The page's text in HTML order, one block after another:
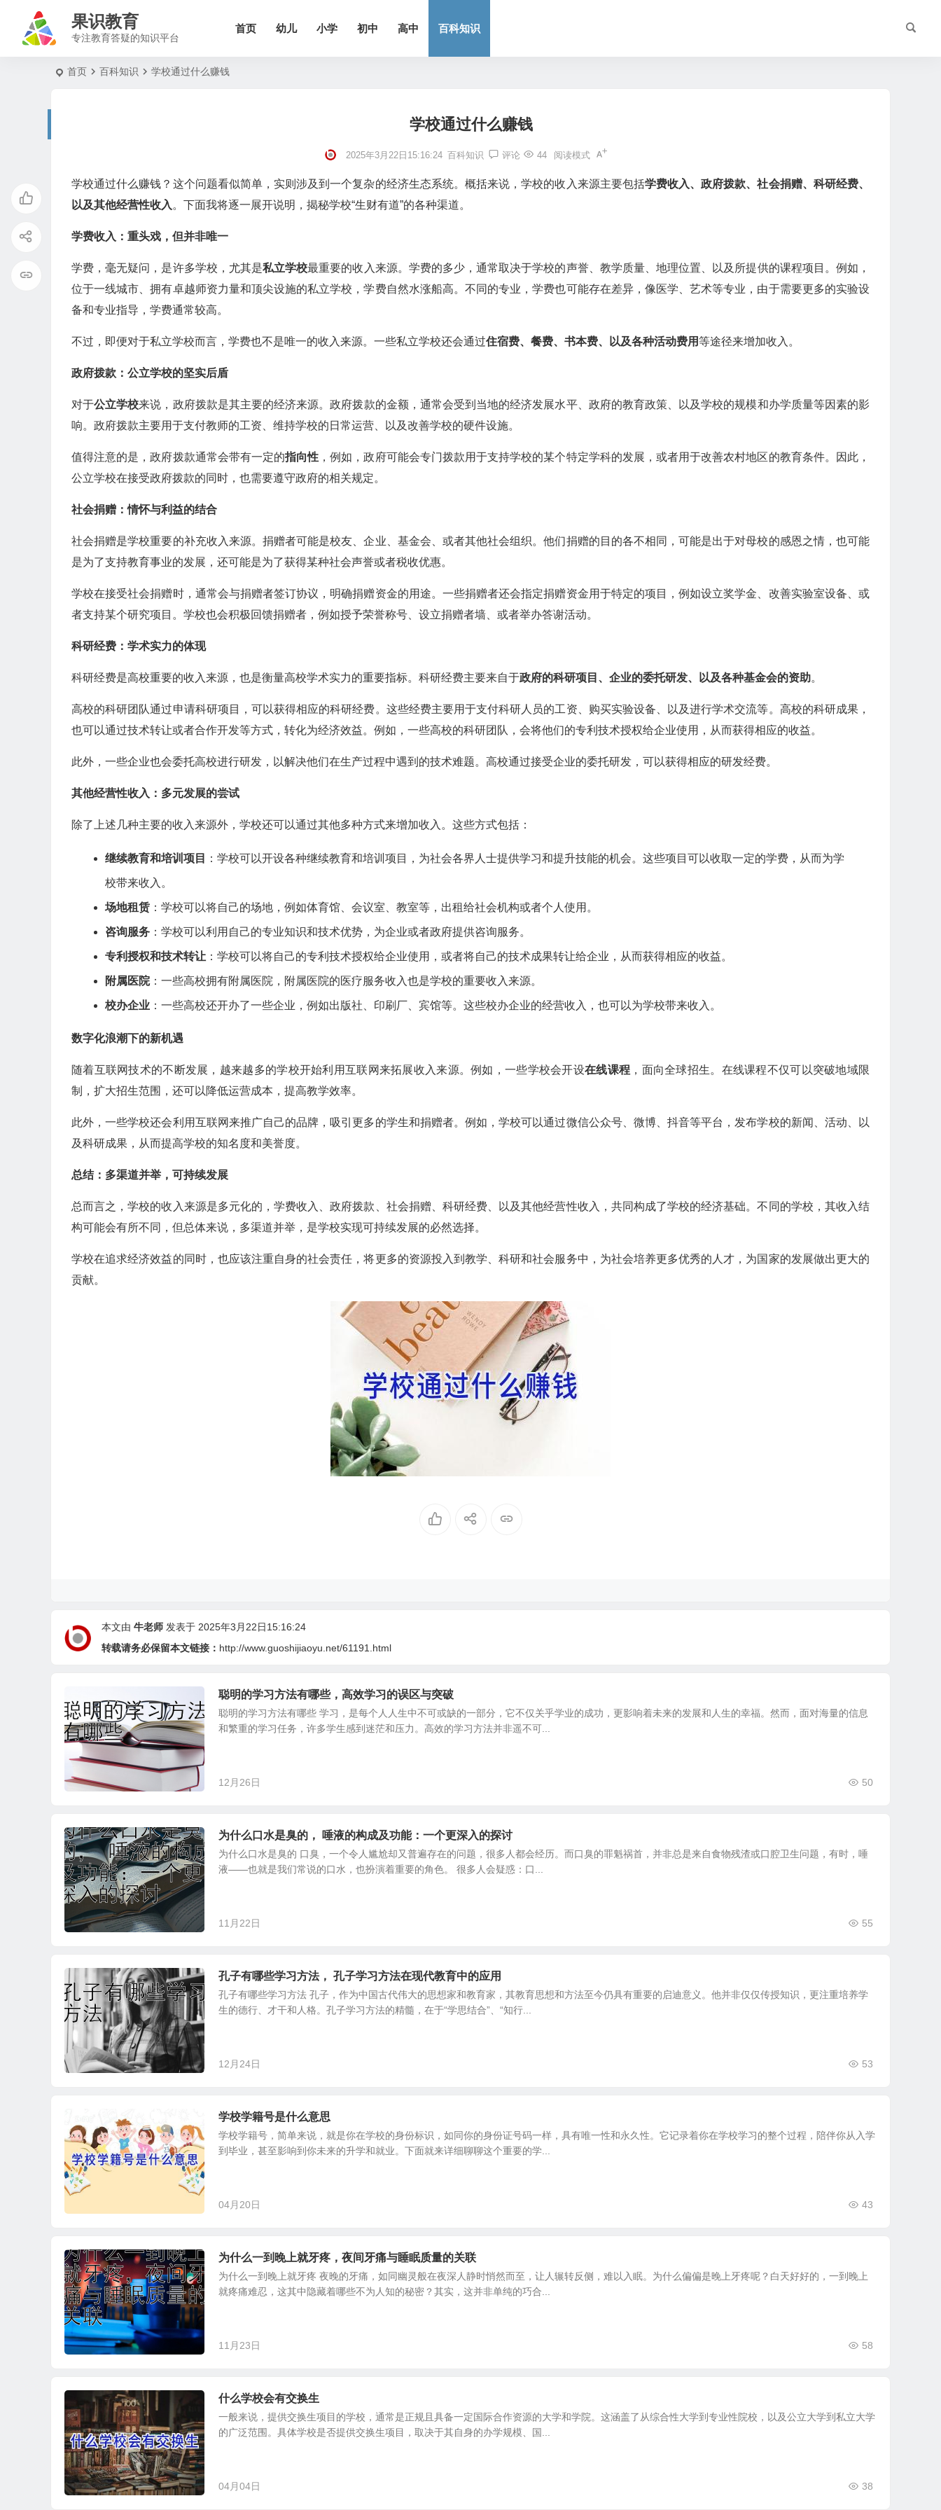
果识教育
专注教育答疑的知识平台
首页 幼儿 小学 初中 高中 百科知识
首页 百科知识 学校通过什么赚钱
学校通过什么赚钱
2025年3月22日15:16:24 百科知识 评论 44 阅读模式
学校通过什么赚钱？这个问题看似简单，实则涉及到一个复杂的经济生态系统。概括来说，学校的收入来源主要包括学费收入、政府拨款、社会捐赠、科研经费、
以及其他经营性收入 。下面我将逐一展开说明，揭秘学校“生财有道”的各种渠道。
学费收入：重头戏，但并非唯一
学费，毫无疑问，是许多学校，尤其是私立学校最重要的收入来源。学费的多少，通常取决于学校的声誉、教学质量、地理位置、以及所提供的课程项目。例如，
位于一线城市、拥有卓越师资力量和顶尖设施的私立学校，学费自然水涨船高。不同的专业，学费也可能存在差异，像医学、艺术等专业，由于需要更多的实验设
备和专业指导，学费通常较高。
不过，即便对于私立学校而言，学费也不是唯一的收入来源。一些私立学校还会通过住宿费、餐费、书本费、以及各种活动费用等途径来增加收入。
政府拨款：公立学校的坚实后盾
对于公立学校来说，政府拨款是其主要的经济来源。政府拨款的金额，通常会受到当地的经济发展水平、政府的教育政策、以及学校的规模和办学质量等因素的影
响。政府拨款主要用于支付教师的工资、维持学校的日常运营、以及改善学校的硬件设施。
值得注意的是，政府拨款通常会带有一定的指向性 ，例如，政府可能会专门拨款用于支持学校的某个特定学科的发展，或者用于改善农村地区的教育条件。因此，
公立学校在接受政府拨款的同时，也需要遵守政府的相关规定。
社会捐赠：情怀与利益的结合
社会捐赠是学校重要的补充收入来源。捐赠者可能是校友、企业、基金会、或者其他社会组织。他们捐赠的目的各不相同，可能是出于对母校的感恩之情，也可能
是为了支持教育事业的发展，还可能是为了获得某种社会声誉或者税收优惠。
学校在接受社会捐赠时，通常会与捐赠者签订协议，明确捐赠资金的用途。一些捐赠者还会指定捐赠资金用于特定的项目，例如设立奖学金、改善实验室设备、或
者支持某个研究项目。学校也会积极回馈捐赠者，例如授予荣誉称号、设立捐赠者墙、或者举办答谢活动。
科研经费：学术实力的体现
科研经费是高校重要的收入来源，也是衡量高校学术实力的重要指标。科研经费主要来自于政府的科研项目、企业的委托研发、以及各种基金会的资助。
高校的科研团队通过申请科研项目，可以获得相应的科研经费。这些经费主要用于支付科研人员的工资、购买实验设备、以及进行学术交流等。高校的科研成果，
也可以通过技术转让或者合作开发等方式，转化为经济效益。例如，一些高校的科研团队，会将他们的专利技术授权给企业使用，从而获得相应的收益。
此外，一些企业也会委托高校进行研发，以解决他们在生产过程中遇到的技术难题。高校通过接受企业的委托研发，可以获得相应的研发经费。
其他经营性收入：多元发展的尝试
除了上述几种主要的收入来源外，学校还可以通过其他多种方式来增加收入。这些方式包括：
继续教育和培训项目 ：学校可以开设各种继续教育和培训项目，为社会各界人士提供学习和提升技能的机会。这些项目可以收取一定的学费，从而为学
校带来收入。
场地租赁 ：学校可以将自己的场地，例如体育馆、会议室、教室等，出租给社会机构或者个人使用。
咨询服务 ：学校可以利用自己的专业知识和技术优势，为企业或者政府提供咨询服务。
专利授权和技术转让 ：学校可以将自己的专利技术授权给企业使用，或者将自己的技术成果转让给企业，从而获得相应的收益。
附属医院：一些高校拥有附属医院，附属医院的医疗服务收入也是学校的重要收入来源。
校办企业 ：一些高校还开办了一些企业，例如出版社、印刷厂、宾馆等。这些校办企业的经营收入，也可以为学校带来收入。
数字化浪潮下的新机遇
随着互联网技术的不断发展，越来越多的学校开始利用互联网来拓展收入来源。例如，一些学校会开设在线课程 ，面向全球招生。在线课程不仅可以突破地域限
制，扩大招生范围，还可以降低运营成本，提高教学效率。
此外，一些学校还会利用互联网来推广自己的品牌，吸引更多的学生和捐赠者。例如，学校可以通过微信公众号、微博、抖音等平台，发布学校的新闻、活动、以
及科研成果，从而提高学校的知名度和美誉度。
总结：多渠道并举，可持续发展
总而言之，学校的收入来源是多元化的，学费收入、政府拨款、社会捐赠、科研经费、以及其他经营性收入，共同构成了学校的经济基础。不同的学校，其收入结
构可能会有所不同，但总体来说，多渠道并举，是学校实现可持续发展的必然选择。
学校在追求经济效益的同时，也应该注重自身的社会责任，将更多的资源投入到教学、科研和社会服务中，为社会培养更多优秀的人才，为国家的发展做出更大的
贡献。
本文由 牛老师 发表于 2025年3月22日15:16:24
转载请务必保留本文链接： http://www.guoshijiaoyu.net/61191.html
聪明的学习方法有哪些，高效学习的误区与突破
聪明的学习方法有哪些 学习，是每个人人生中不可或缺的一部分，它不仅关乎学业的成功，更影响着未来的发展和人生的幸福。然而，面对海量的信息
和繁重的学习任务，许多学生感到迷茫和压力。高效的学习方法并非遥不可...
12月26日 50
为什么口水是臭的， 唾液的构成及功能：一个更深入的探讨
为什么口水是臭的 口臭，一个令人尴尬却又普遍存在的问题，很多人都会经历。而口臭的罪魁祸首，并非总是来自食物残渣或口腔卫生问题，有时，唾
液——也就是我们常说的口水，也扮演着重要的角色。 很多人会疑惑：口...
11月22日 55
孔子有哪些学习方法， 孔子学习方法在现代教育中的应用
孔子有哪些学习方法 孔子，作为中国古代伟大的思想家和教育家，其教育思想和方法至今仍具有重要的启迪意义。他并非仅仅传授知识，更注重培养学
生的德行、才干和人格。孔子学习方法的精髓，在于“学思结合”、“知行...
12月24日 53
学校学籍号是什么意思
学校学籍号，简单来说，就是你在学校的身份标识，如同你的身份证号码一样，具有唯一性和永久性。它记录着你在学校学习的整个过程，陪伴你从入学
到毕业，甚至影响到你未来的升学和就业。下面就来详细聊聊这个重要的学...
04月20日 43
为什么一到晚上就牙疼，夜间牙痛与睡眠质量的关联
为什么一到晚上就牙疼 夜晚的牙痛，如同幽灵般在夜深人静时悄然而至，让人辗转反侧，难以入眠。为什么偏偏是晚上牙疼呢？白天好好的，一到晚上
就疼痛难忍，这其中隐藏着哪些不为人知的秘密？其实，这并非单纯的巧合...
11月23日 58
什么学校会有交换生
一般来说，提供交换生项目的学校，通常是正规且具备一定国际合作资源的大学和学院。这涵盖了从综合性大学到专业性院校，以及公立大学到私立大学
的广泛范围。具体学校是否提供交换生项目，取决于其自身的办学规模、国...
04月04日 38